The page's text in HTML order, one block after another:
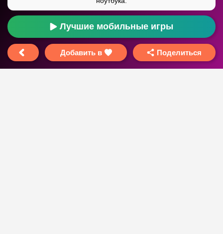
Лучшие мобильные игры
Добавить в Поделиться